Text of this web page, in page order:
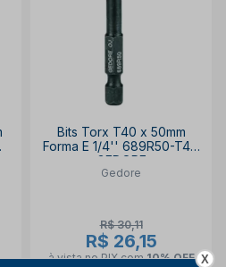
Bits Torx T40 x 50mm
Forma E 1/4'' 689R50-T40
GEDORE
Gedore
R$ 30,11
R$ 26,15
à vista no PIXcom10% OFF X